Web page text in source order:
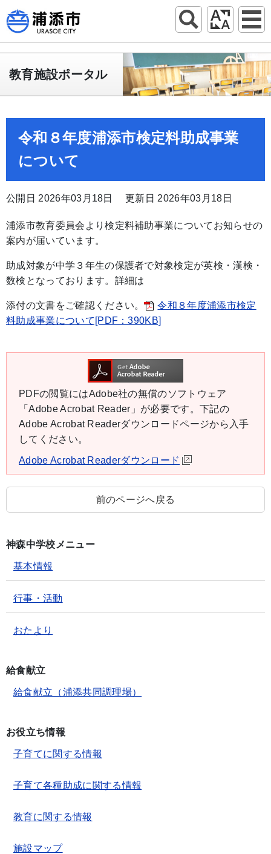
教育施設ポータル
令和８年度浦添市検定料助成事業
について
公開日 2026年03月18日 更新日 2026年03月18日
浦添市教育委員会より検定料補助事業についてお知らせの
案内が届いています。
助成対象が中学３年生の保護者で対象検定が英検・漢検・
数検となっております。詳細は
添付の文書をご確認ください。
令和８年度浦添市検定
料助成事業について[PDF：390KB]
PDFの閲覧にはAdobe社の無償のソフトウェア
「Adobe Acrobat Reader」が必要です。下記の
Adobe Acrobat Readerダウンロードページから入手
してください。
Adobe Acrobat Readerダウンロード
前のページへ戻る
神森中学校メニュー
基本情報
行事・活動
おたより
給食献立
給食献立（浦添共同調理場）
お役立ち情報
子育てに関する情報
子育て各種助成に関する情報
教育に関する情報
施設マップ